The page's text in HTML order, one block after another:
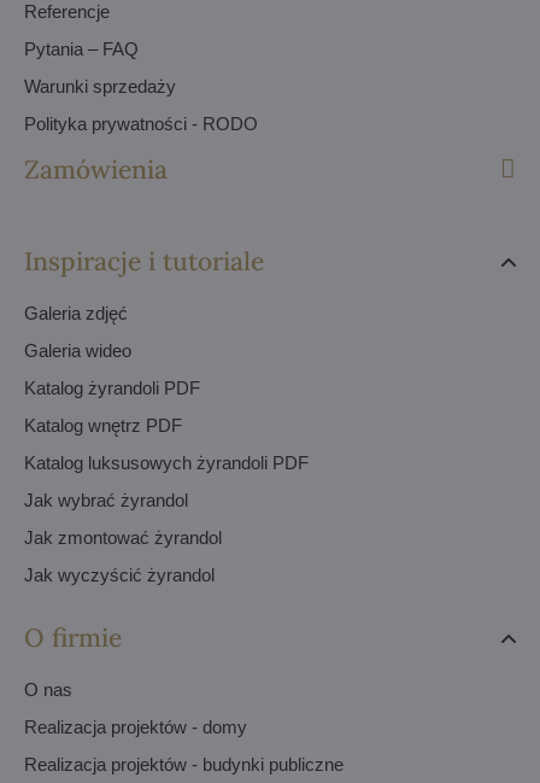
Referencje
Pytania – FAQ
Warunki sprzedaży
Polityka prywatności - RODO
Zamówienia
Inspiracje i tutoriale
Galeria zdjęć
Galeria wideo
Katalog żyrandoli PDF
Katalog wnętrz PDF
Katalog luksusowych żyrandoli PDF
Jak wybrać żyrandol
Jak zmontować żyrandol
Jak wyczyścić żyrandol
O firmie
O nas
Realizacja projektów - domy
Realizacja projektów - budynki publiczne